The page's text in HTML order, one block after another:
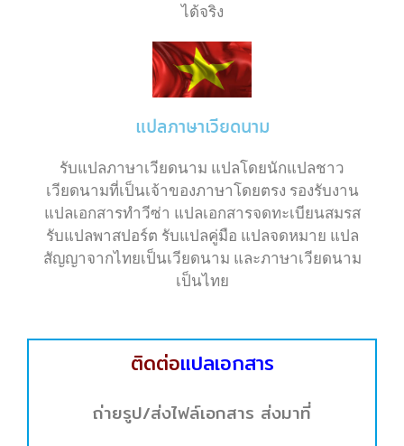
ได้จริง
แปลภาษาเวียดนาม
รับแปลภาษาเวียดนาม แปลโดยนักแปลชาว
เวียดนามที่เป็นเจ้าของภาษาโดยตรง รองรับงาน
แปลเอกสารทำวีซ่า แปลเอกสารจดทะเบียนสมรส
รับแปลพาสปอร์ต รับแปลคู่มือ แปลจดหมาย แปล
สัญญาจากไทยเป็นเวียดนาม และภาษาเวียดนาม
เป็นไทย
ติดต่อแปลเอกสาร
ถ่ายรูป/ส่งไฟล์เอกสาร ส่งมาที่